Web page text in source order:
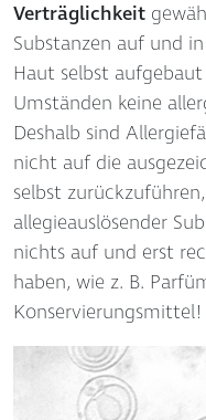
Verträglichkeit
Substanzen auf und
Haut selbst
Umständen keine
Deshalb sind
nicht auf die
selbst
allegieauslösender
nichts auf und erst
haben, wie z. B.
Konservierungsmittel!